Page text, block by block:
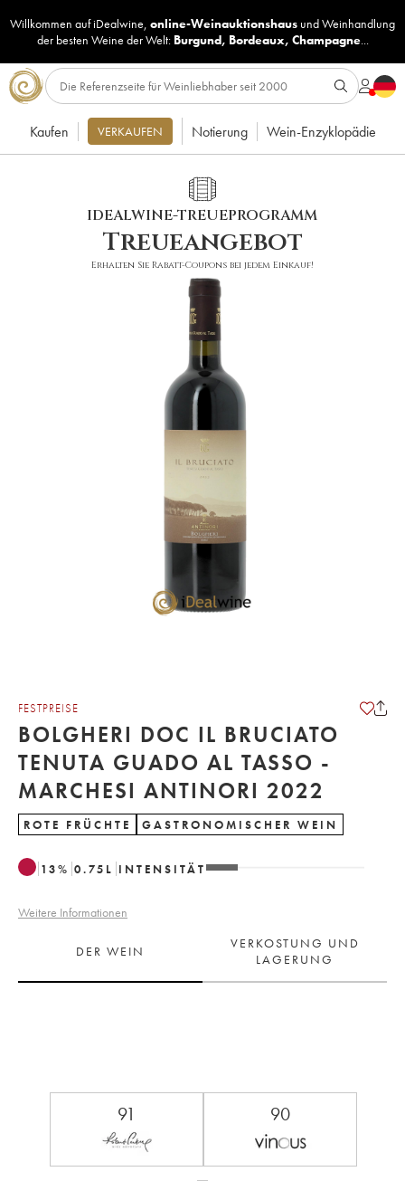
Willkommen auf iDealwine, online-Weinauktionshaus undWeinhandlung
der besten Weine der Welt: Burgund, Bordeaux, Champagne...
Kaufen VERKAUFEN Notierung Wein-Enzyklopädie
IDEALWINE-TREUEPROGRAMM
Treueangebot
Erhalten Sie Rabatt-Coupons bei jedem Einkauf!
FESTPREISE
BOLGHERI DOC IL BRUCIATO
TENUTA GUADO AL TASSO -
MARCHESI ANTINORI 2022
ROTE FRÜCHTE GASTRONOMISCHER WEIN
13% 0.75 L INTENSITÄT
Weitere Informationen
DER WEIN
VERKOSTUNG UND
LAGERUNG
91 90